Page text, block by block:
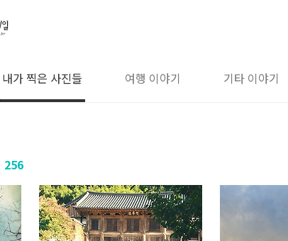
내가 찍은 사진들 여행 이야기 기타 이야기
256